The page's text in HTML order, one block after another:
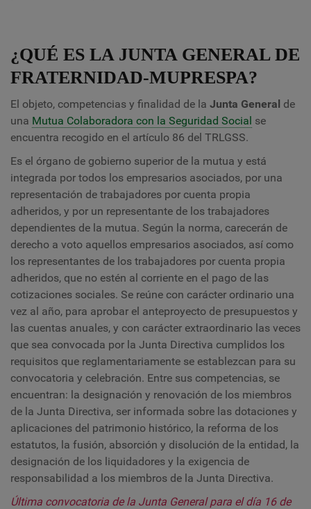
¿QUÉ ES LA JUNTA GENERAL DE
FRATERNIDAD-MUPRESPA?
El objeto, competencias y finalidad de la Junta General de
una Mutua Colaboradora con la Seguridad Social se
encuentra recogido en el artículo 86 del TRLGSS.
Es el órgano de gobierno superior de la mutua y está
integrada por todos los empresarios asociados, por una
representación de trabajadores por cuenta propia
adheridos, y por un representante de los trabajadores
dependientes de la mutua. Según la norma, carecerán de
derecho a voto aquellos empresarios asociados, así como
los representantes de los trabajadores por cuenta propia
adheridos, que no estén al corriente en el pago de las
cotizaciones sociales. Se reúne con carácter ordinario una
vez al año, para aprobar el anteproyecto de presupuestos y
las cuentas anuales, y con carácter extraordinario las veces
que sea convocada por la Junta Directiva cumplidos los
requisitos que reglamentariamente se establezcan para su
convocatoria y celebración. Entre sus competencias, se
encuentran: la designación y renovación de los miembros
de la Junta Directiva, ser informada sobre las dotaciones y
aplicaciones del patrimonio histórico, la reforma de los
estatutos, la fusión, absorción y disolución de la entidad, la
designación de los liquidadores y la exigencia de
responsabilidad a los miembros de la Junta Directiva.
Última convocatoria de la Junta General para el día 16 de